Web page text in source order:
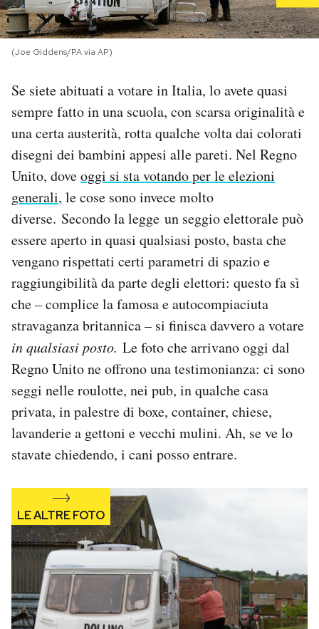
I MIEI PREFERITI
CALENDARIO
AREA PERSONALE
Area Personale
Newsletter
Regala il Post
Hai bisogno di aiuto?
Esci
(Joe Giddens/PA via AP)
Se siete abituati a votare in Italia, lo avete quasi
sempre fatto in una scuola, con scarsa originalità e
una certa austerità, rotta qualche volta dai colorati
disegni dei bambini appesi alle pareti. Nel Regno
Unito, doveoggi si sta votando per le elezioni
generali, le cose sono invece molto
diverse. Secondo la legge un seggio elettorale può
essere aperto in quasi qualsiasi posto, basta che
vengano rispettati certi parametri di spazio e
raggiungibilità da parte degli elettori: questo fa sì
che – complice la famosa e autocompiaciuta
stravaganza britannica – si finisca davvero a votare
in qualsiasi posto. Le foto che arrivano oggi dal
Regno Unito ne offrono una testimonianza: ci sono
seggi nelle roulotte, nei pub, in qualche casa
privata, in palestre di boxe, container, chiese,
lavanderie a gettoni e vecchi mulini. Ah, se ve lo
stavate chiedendo, i cani posso entrare.